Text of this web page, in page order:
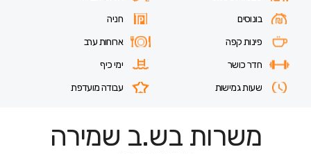
בונוסים
חניה
פינות קפה
ארוחות ערב
חדר כושר
ימי כיף
שעות גמישות
עבודה מועדפת
משרות בש.ב שמירה